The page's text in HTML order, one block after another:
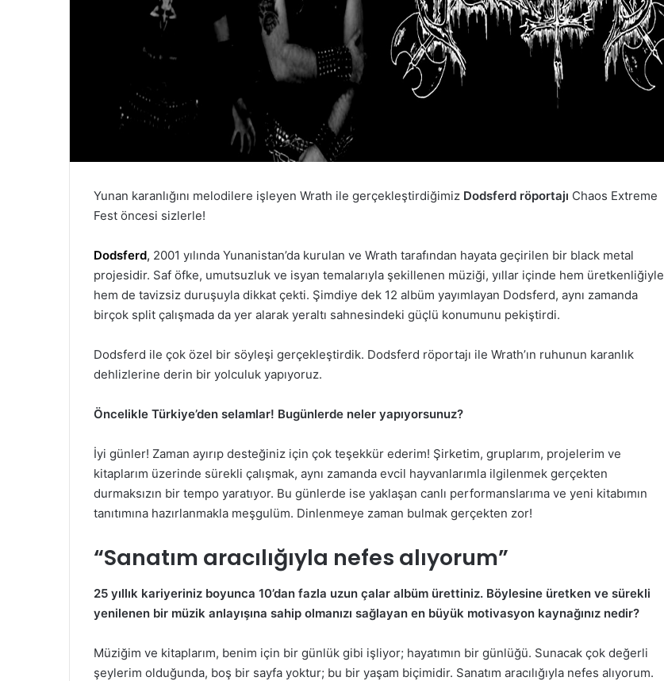
Yunan karanlığını melodilere işleyen Wrath ile gerçekleştirdiğimiz Dodsferd röportajı Chaos Extreme
Fest öncesi sizlerle!
Dodsferd, 2001 yılında Yunanistan’da kurulan ve Wrath tarafından hayata geçirilen bir black metal
projesidir. Saf öfke, umutsuzluk ve isyan temalarıyla şekillenen müziği, yıllar içinde hem üretkenliğiyle
hem de tavizsiz duruşuyla dikkat çekti. Şimdiye dek 12 albüm yayımlayan Dodsferd, aynı zamanda
birçok split çalışmada da yer alarak yeraltı sahnesindeki güçlü konumunu pekiştirdi.
Dodsferd ile çok özel bir söyleşi gerçekleştirdik. Dodsferd röportajı ile Wrath’ın ruhunun karanlık
dehlizlerine derin bir yolculuk yapıyoruz.
Öncelikle Türkiye’den selamlar! Bugünlerde neler yapıyorsunuz?
İyi günler! Zaman ayırıp desteğiniz için çok teşekkür ederim! Şirketim, gruplarım, projelerim ve
kitaplarım üzerinde sürekli çalışmak, aynı zamanda evcil hayvanlarımla ilgilenmek gerçekten
durmaksızın bir tempo yaratıyor. Bu günlerde ise yaklaşan canlı performanslarıma ve yeni kitabımın
tanıtımına hazırlanmakla meşgulüm. Dinlenmeye zaman bulmak gerçekten zor!
“Sanatım aracılığıyla nefes alıyorum”
25 yıllık kariyeriniz boyunca 10’dan fazla uzun çalar albüm ürettiniz. Böylesine üretken ve sürekli
yenilenen bir müzik anlayışına sahip olmanızı sağlayan en büyük motivasyon kaynağınız nedir?
Müziğim ve kitaplarım, benim için bir günlük gibi işliyor; hayatımın bir günlüğü. Sunacak çok değerli
şeylerim olduğunda, boş bir sayfa yoktur; bu bir yaşam biçimidir. Sanatım aracılığıyla nefes alıyorum.